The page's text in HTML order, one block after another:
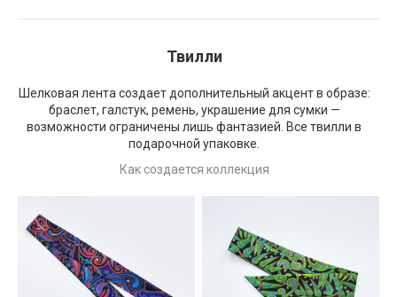
Твилли
Шелковая лента создает дополнительный акцент в образе:
браслет, галстук, ремень, украшение для сумки —
возможности ограничены лишь фантазией. Все твилли в
подарочной упаковке.
Как создается коллекция